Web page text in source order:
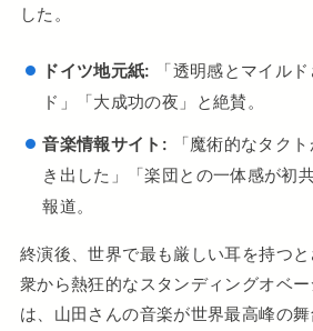
した。
ドイツ地元紙: 「透明感とマイル
ド」「大成功の夜」と絶賛。
音楽情報サイト: 「魔術的なタク
き出した」「楽団との一体感が初
報道。
終演後、世界で最も厳しい耳を持つ
衆から熱狂的なスタンディングオベ
は、山田さんの音楽が世界最高峰の